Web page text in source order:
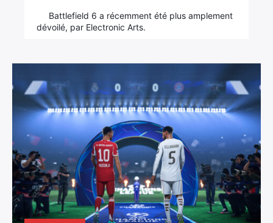
Battlefield 6 a récemment été plus amplement
dévoilé, par Electronic Arts.